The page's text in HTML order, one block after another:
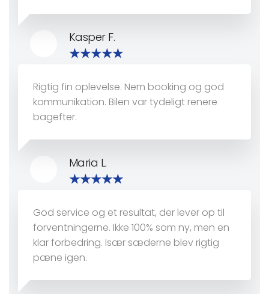
Kasper F.
Rigtig fin oplevelse. Nem booking og god
kommunikation. Bilen var tydeligt renere
bagefter.
Maria L.
God service og et resultat, der lever op til
forventningerne. Ikke 100% som ny, men en
klar forbedring. Især sæderne blev rigtig
pæne igen.